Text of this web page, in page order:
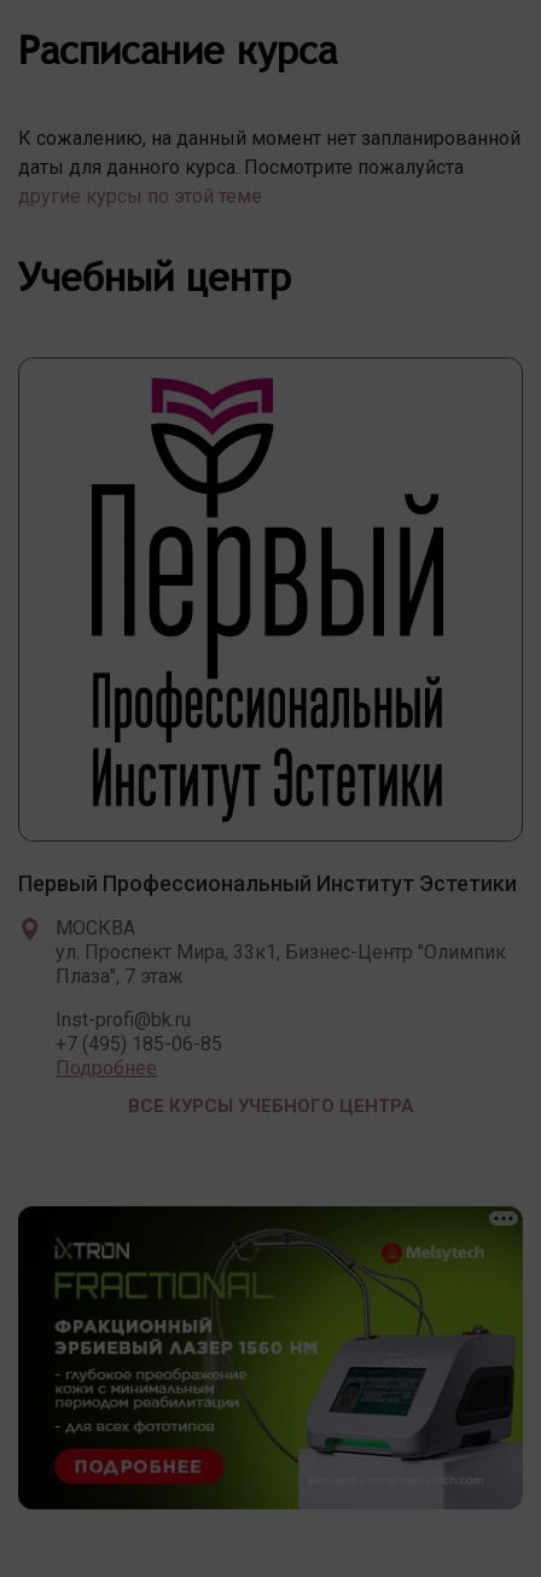
Расписание курса
К сожалению, на данный момент нет запланированной
даты для данного курса. Посмотрите пожалуйста
другие курсы по этой теме
Учебный центр
Первый Профессиональный Институт Эстетики
МОСКВА
ул. Проспект Мира, 33к1, Бизнес-Центр "Олимпик
Плаза", 7 этаж
Inst-profi@bk.ru
+7 (495) 185-06-85
Подробнее
ВСЕ КУРСЫ УЧЕБНОГО ЦЕНТРА